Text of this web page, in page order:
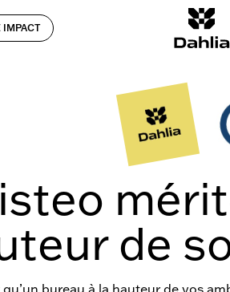
IMPACT
de